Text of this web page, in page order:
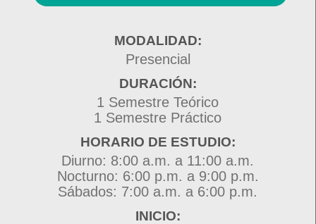
MODALIDAD:
Presencial
DURACIÓN:
1 Semestre Teórico
1 Semestre Práctico
HORARIO DE ESTUDIO:
Diurno: 8:00 a.m. a 11:00 a.m.
Nocturno: 6:00 p.m. a 9:00 p.m.
Sábados: 7:00 a.m. a 6:00 p.m.
INICIO: